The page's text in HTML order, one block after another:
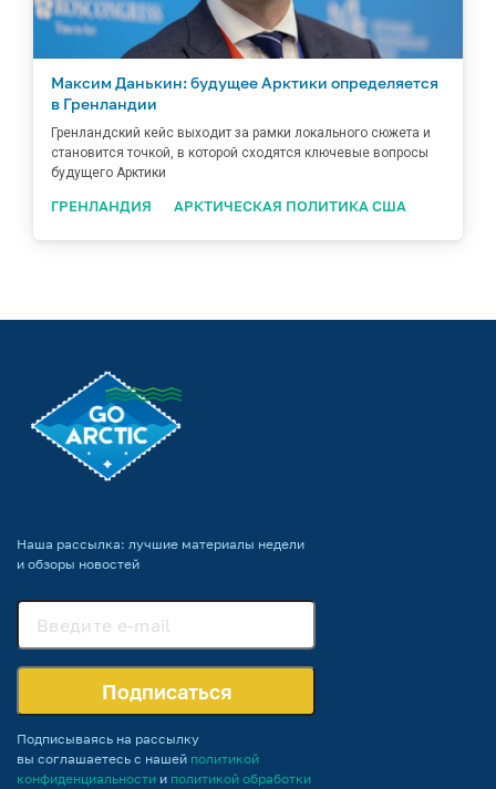
Максим Данькин: будущее Арктики определяется
в Гренландии
Гренландский кейс выходит за рамки локального сюжета и
становится точкой, в которой сходятся ключевые вопросы
будущего Арктики
ГРЕНЛАНДИЯ АРКТИЧЕСКАЯ ПОЛИТИКА США
Наша рассылка: лучшие материалы недели
и обзоры новостей
Подписаться
Подписываясь на рассылку
вы соглашаетесь с нашей политикой
конфиденциальности и политикой обработки